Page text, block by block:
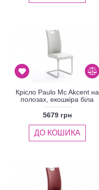
Крісло Paulo Mc Akcent на
полозах, екошкіра біла
5679 грн
ДО КОШИКА